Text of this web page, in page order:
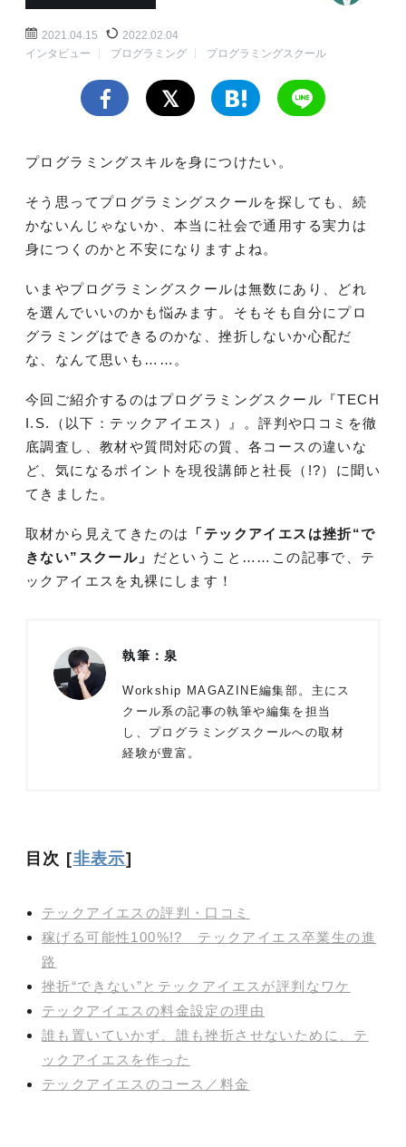
2021.04.15
2022.02.04
インタビュー
プログラミング プログラミングスクール
プログラミングスキルを身につけたい。
そう思ってプログラミングスクールを探しても、続
かないんじゃないか、本当に社会で通用する実力は
身につくのかと不安になりますよね。
いまやプログラミングスクールは無数にあり、どれ
を選んでいいのかも悩みます。そもそも自分にプロ
グラミングはできるのかな、挫折しないか心配だ
な、なんて思いも……。
今回ご紹介するのはプログラミングスクール『TECH
I.S.（以下：テックアイエス）』。評判や口コミを徹
底調査し、教材や質問対応の質、各コースの違いな
ど、気になるポイントを現役講師と社長（!?）に聞い
てきました。
取材から見えてきたのは
「テックアイエスは挫折“で
きない”スクール」 だということ……この記事で、テ
ックアイエスを丸裸にします！
執筆：泉
Workship MAGAZINE編集部。主にス
クール系の記事の執筆や編集を担当
し、プログラミングスクールへの取材
経験が豊富。
目次 [非表示]
テックアイエスの評判・口コミ
稼げる可能性100%!? テックアイエス卒業生の進
路
挫折“できない”とテックアイエスが評判なワケ
テックアイエスの料金設定の理由
誰も置いていかず、誰も挫折させないために、テ
ックアイエスを作った
テックアイエスのコース／料金